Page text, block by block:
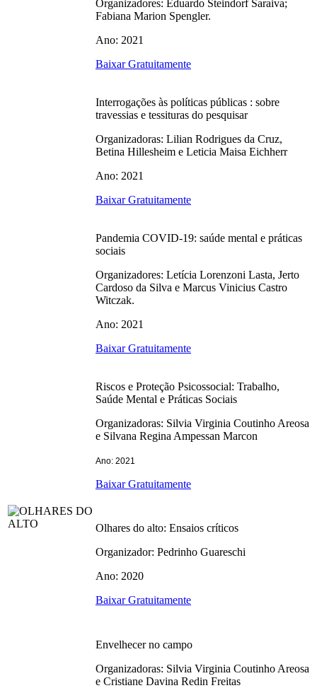
Organizadores: Eduardo Steindorf Saraiva;
Fabiana Marion Spengler.
Ano: 2021
Baixar Gratuitamente
Interrogações às políticas públicas : sobre
travessias e tessituras do pesquisar
Organizadoras: Lilian Rodrigues da Cruz,
Betina Hillesheim e Leticia Maisa Eichherr
Ano: 2021
Baixar Gratuitamente
Pandemia COVID-19: saúde mental e práticas
sociais
Organizadores: Letícia Lorenzoni Lasta, Jerto
Cardoso da Silva e Marcus Vinicius Castro
Witczak.
Ano: 2021
Baixar Gratuitamente
Riscos e Proteção Psicossocial: Trabalho,
Saúde Mental e Práticas Sociais
Organizadoras: Silvia Virginia Coutinho Areosa
e Silvana Regina Ampessan Marcon
Ano: 2021
Baixar Gratuitamente
Olhares do alto: Ensaios críticos
Organizador: Pedrinho Guareschi
Ano: 2020
Baixar Gratuitamente
Envelhecer no campo
Organizadoras: Silvia Virginia Coutinho Areosa
e Cristiane Davina Redin Freitas